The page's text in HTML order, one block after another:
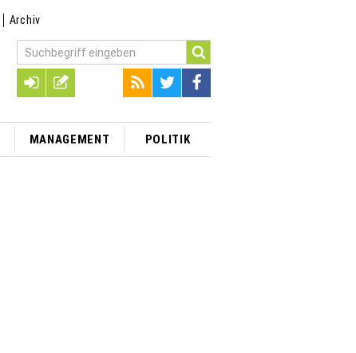
Archiv
MANAGEMENT POLITIK